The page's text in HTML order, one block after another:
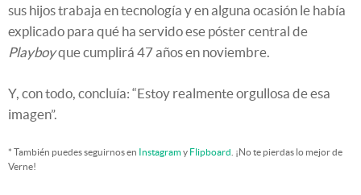
sus hijos trabaja en tecnología y en alguna ocasión le había
explicado para qué ha servido ese póster central de
Playboyque cumplirá 47 años en noviembre.
Y, con todo, concluía: “Estoy realmente orgullosa de esa
imagen”.
* También puedes seguirnos en Instagramy Flipboard . ¡No te pierdas lo mejor de
Verne!